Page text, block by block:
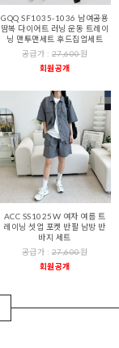
GQQ SF1035-1036 남여공용
땀복 다이어트 러닝 운동 트레이
닝 맨투맨세트 후드집업세트
공급가 : 27,600원
회원공개
ACC SS1025W 여자 여름 트
레이닝 셋업 포켓 반팔 남방 반
바지 세트
공급가 : 27,600원
회원공개